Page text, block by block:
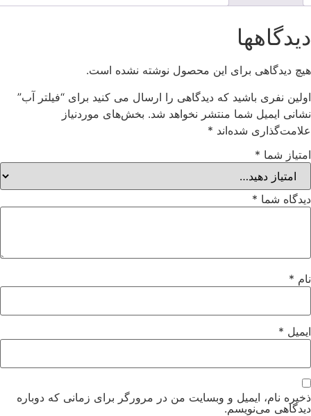
دیدگاهها
هیچ دیدگاهی برای این محصول نوشته نشده است.
اولین نفری باشید که دیدگاهی را ارسال می کنید برای “فیلتر آب”
نشانی ایمیل شما منتشر نخواهد شد. بخش‌های موردنیاز
علامت‌گذاری شده‌اند *
امتیاز شما *
دیدگاه شما *
نام *
ایمیل *
ذخیره نام، ایمیل و وبسایت من در مرورگر برای زمانی که دوباره
دیدگاهی می‌نویسم.